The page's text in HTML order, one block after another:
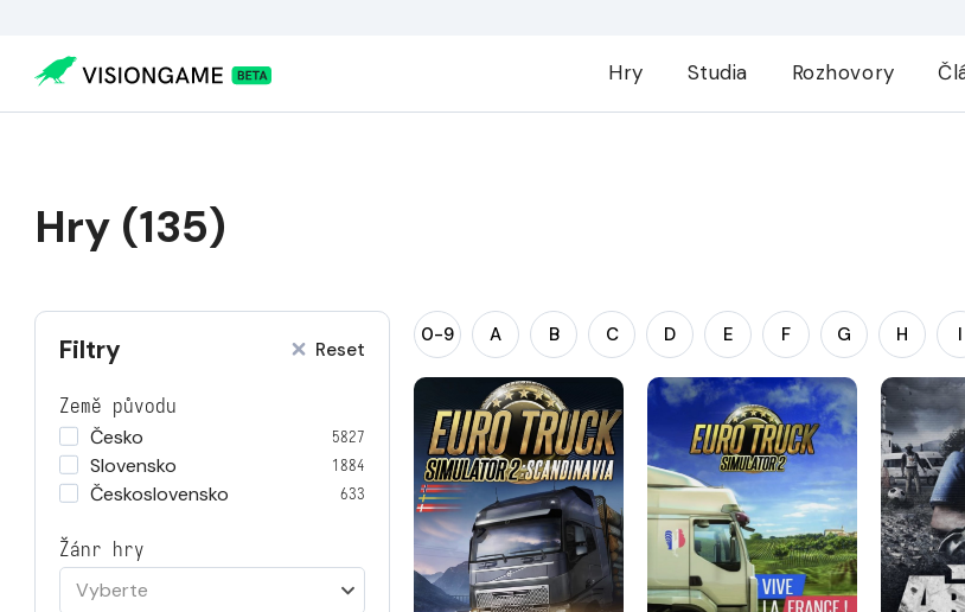
Hry Studia Rozhovory
Hry (135)
Filtry Reset
Země původu
Česko
5827
Slovensko 1884
Československo 633
Žánr hry
Vyberte
0-9 A B C D E F G H I